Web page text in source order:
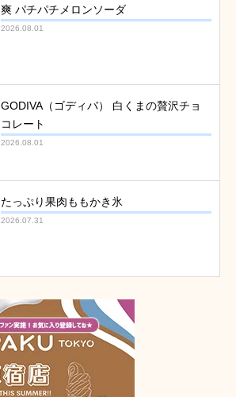
爽 パチパチメロンソーダ
2026.08.01
GODIVA（ゴディバ） 白くまの贅沢チョ
コレート
2026.08.01
たっぷり果肉ももかき氷
2026.07.31